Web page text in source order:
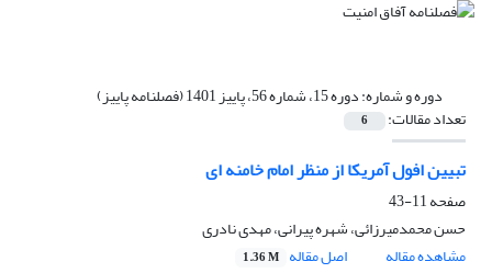
دوره و شماره:دوره 15، شماره 56، پاییز 1401 (فصلنامه پاییز)
تعداد مقالات: 6
تبیین افول آمریکا از منظر امام خامنه ای
صفحه11-43
حسن محمدمیرزائی، شهره پیرانی، مهدی نادری
مشاهده مقاله
اصل مقاله 1.36 M